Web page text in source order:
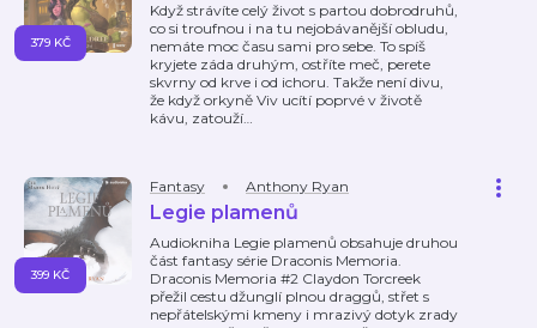
Když strávíte celý život s partou dobrodruhů,
co si troufnou i na tu nejobávanější obludu,
nemáte moc času sami pro sebe. To spíš
kryjete záda druhým, ostříte meč, perete
skvrny od krve i od ichoru. Takže není divu,
že když orkyně Viv ucítí poprvé v životě
kávu, zatouží…
379 KČ
Fantasy Anthony Ryan
Legie plamenů
Audiokniha Legie plamenů obsahuje druhou
část fantasy série Draconis Memoria.
Draconis Memoria #2 Claydon Torcreek
přežil cestu džunglí plnou draggů, střet s
nepřátelskými kmeny i mrazivý dotyk zrady
399 KČ